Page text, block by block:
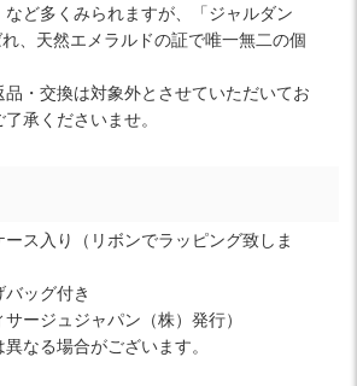
など多くみられますが、「ジャルダン
れ、天然エメラルドの証で唯一無二の個
品・交換は対象外とさせていただいてお
承くださいませ。
ース入り（リボンでラッピング致しま
バッグ付き
サージュジャパン（株）発行）
なる場合がございます。